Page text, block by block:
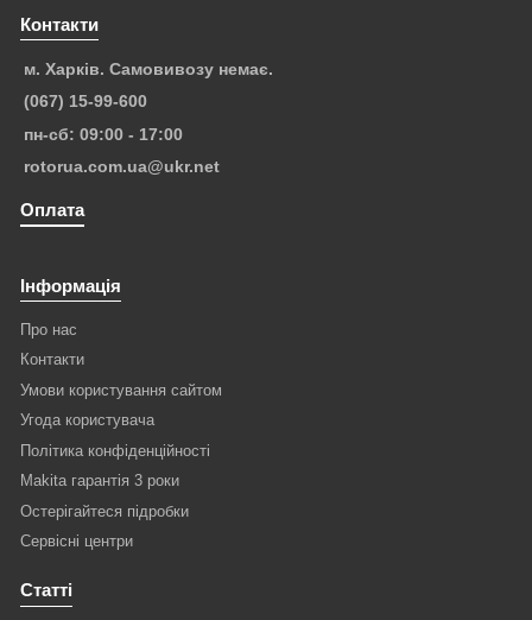
Контакти
м. Харків. Самовивозу немає.
(067) 15-99-600
пн-сб: 09:00 - 17:00
rotorua.com.ua@ukr.net
Оплата
Інформація
Про нас
Контакти
Умови користування сайтом
Угода користувача
Політика конфіденційності
Makita гарантія 3 роки
Остерігайтеся підробки
Сервісні центри
Статті